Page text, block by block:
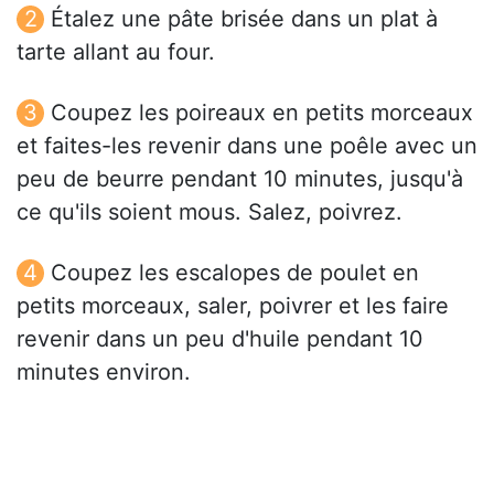
Étalez une pâte brisée dans un plat à
tarte allant au four.
Coupez les poireaux en petits morceaux
et faites-les revenir dans une poêle avec un
peu de beurre pendant 10 minutes, jusqu'à
ce qu'ils soient mous. Salez, poivrez.
Coupez les escalopes de poulet en
petits morceaux, saler, poivrer et les faire
revenir dans un peu d'huile pendant 10
minutes environ.